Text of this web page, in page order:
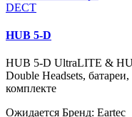
DECT
HUB 5-D
HUB 5-D UltraLITE &
Double Headsets,
комплекте
Ожидается Бренд: Eartec